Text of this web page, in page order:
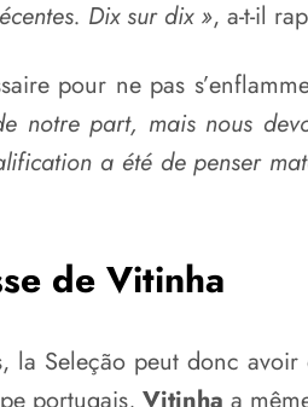
Dix sur dix », a-t-il
pour ne pas
notre part, mais nous
a été de penser
de Vitinha
Seleção peut donc